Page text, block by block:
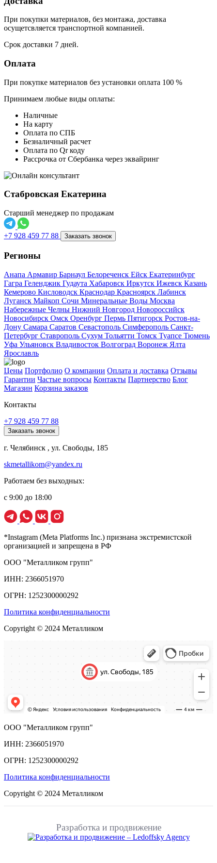
При покупки материалов, без монтажа, доставка
осущетсвляется транспортной компанией.
Срок доставки 7 дней.
Оплата
При покупке материалов без установки оплата 100 %
Принимаем любые виды оплаты:
Наличные
На карту
Оплата по СПБ
Безналичный расчет
Оплата по Qr коду
Рассрочка от Сбербанка через эквайринг
Стабровская Екатерина
Старший менеджер по продажам
+7 928 459 77 88 Заказать звонок
Регионы
Анапа Армавир Барнаул Белореченск Ейск Екатеринбург
Гагра Геленджик Гудаута Хабаровск Иркутск Ижевск Казань
Кемерово Кисловодск Краснодар Красноярск Лабинск
Луганск Майкоп Сочи Минеральные Воды Москва
Набережные Челны Нижний Новгород Новороссийск
Новосибирск Омск Оренбург Пермь Пятигорск Ростов-на-
Дону Самара Саратов Севастополь Симферополь Санкт-
Петербург Ставрополь Сухум Тольятти Томск Туапсе Тюмень
Уфа Ульяновск Владивосток Волгоград Воронеж Ялта
Ярославль
Цены Портфолио О компании Оплата и доставка Отзывы
Гарантии Частые вопросы Контакты Партнерство Блог
Магазин Корзина заказов
Контакты
+7 928 459 77 88
Заказать звонок
г. Челябинск , ул. Свободы, 185
skmetallikom@yandex.ru
Работаем без выходных:
с 9:00 до 18:00
*Instagram (Meta Platforms Inc.) признана экстремистской
организацией и запрещена в РФ
ООО "Металликом групп"
ИНН: 2366051970
ОГРН: 1252300000292
Политика конфиденциальности
Copyright © 2024 Металликом
ООО "Металликом групп"
ИНН: 2366051970
ОГРН: 1252300000292
Политика конфиденциальности
Copyright © 2024 Металликом
Разработка и продвижение